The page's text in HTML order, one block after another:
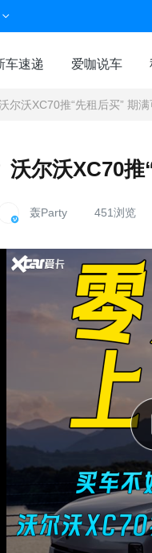
车速递 爱咖说车
尔沃XC70推“先租后买” 期
沃尔沃XC70
轰Party 451浏览